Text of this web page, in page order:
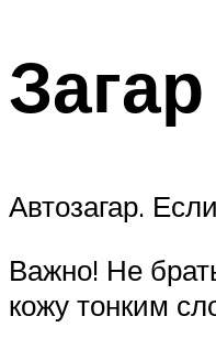
Загар
Автозагар.
Важно! Не
кожу тонким